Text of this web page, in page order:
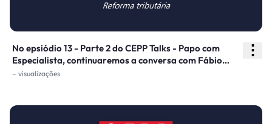
No epsiódio 13 - Parte 2 do CEPP Talks - Papo com
Especialista, continuaremos a conversa com Fábio
Tieppo e Mário Westrup, consultores na Tendências
PPPs e concessões.
⋮
– visualizações